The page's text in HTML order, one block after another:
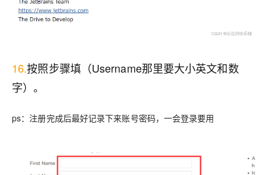
16.按照步骤填（Username那里要大小英文和数
字）。
ps：注册完成后最好记录下来账号密码，一会登录要用